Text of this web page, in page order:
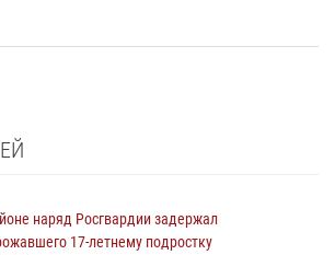
наряд Росгвардии задержал
17-летнему подростку